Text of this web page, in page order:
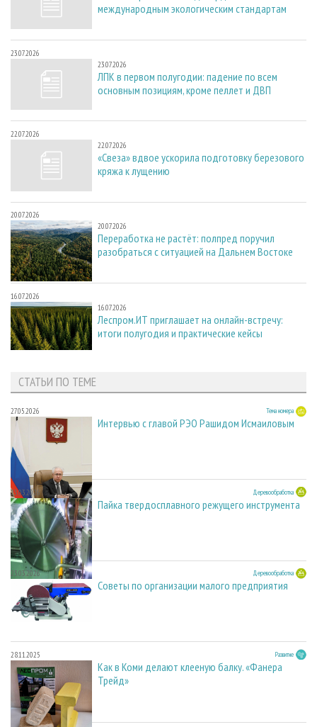
международным экологическим стандартам
23.07.2026
23.07.2026
ЛПК в первом полугодии: падение по всем
основным позициям, кроме пеллет и ДВП
22.07.2026
22.07.2026
«Свеза» вдвое ускорила подготовку березового
кряжа к лущению
20.07.2026
20.07.2026
Переработка не растёт: полпред поручил
разобраться с ситуацией на Дальнем Востоке
16.07.2026
16.07.2026
Леспром.ИТ приглашает на онлайн-встречу:
итоги полугодия и практические кейсы
СТАТЬИ ПО ТЕМЕ
27.05.2026 Тема номера
Интервью с главой РЭО Рашидом Исмаиловым
23.03.2026 Деревообработка
Пайка твердосплавного режущего инструмента
23.03.2026 Деревообработка
Советы по организации малого предприятия
28.11.2025 Развитие
Как в Коми делают клееную балку. «Фанера
Трейд»